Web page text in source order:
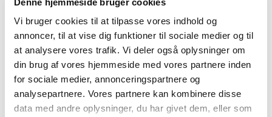
Vi bruger cookies til at tilpasse vores indhold og
annoncer, til at vise dig funktioner til sociale medier og til
at analysere vores trafik. Vi deler også oplysninger om
din brug af vores hjemmeside med vores partnere inden
for sociale medier, annonceringspartnere og
analysepartnere. Vores partnere kan kombinere disse
data med andre oplysninger, du har givet dem, eller som
Vi har gennem rammeaftalen varetagelsen af Sorø
Akademis enestående bygninger til låns og ser en
stor betydning i at føre anlægget videre, og i visse
tilfælde føre dem ind i nutiden. I stor respekt for
arkitekturen, håndværket og historien.